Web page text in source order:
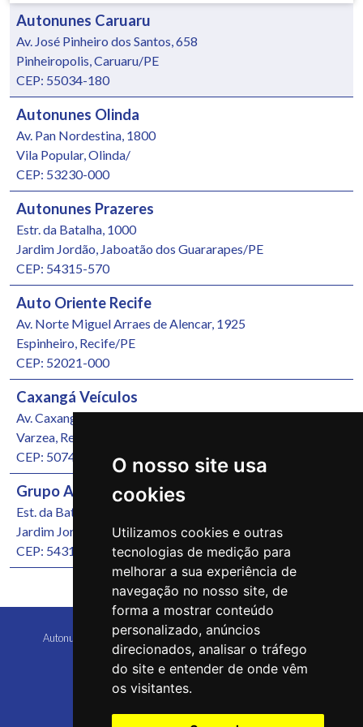
O nosso site usa
cookies
Utilizamos cookies e outras
tecnologias de medição para
melhorar a sua experiência de
navegação no nosso site, de
forma a mostrar conteúdo
personalizado, anúncios
direcionados, analisar o tráfego
do site e entender de onde vêm
os visitantes.
Autonunes Caruaru
Av. José Pinheiro dos Santos, 658
Pinheiropolis, Caruaru/PE
CEP: 55034-180
Autonunes Olinda
Av. Pan Nordestina, 1800
Vila Popular, Olinda/
CEP: 53230-000
Autonunes Prazeres
Estr. da Batalha, 1000
Jardim Jordão, Jaboatão dos Guararapes/PE
CEP: 54315-570
Auto Oriente Recife
Av. Norte Miguel Arraes de Alencar, 1925
Espinheiro, Recife/PE
CEP: 52021-000
Caxangá Veículos
Av. Caxangá, 4251
Varzea, Recife/PE
CEP: 50740-000
Grupo Autonunes Seminovos
Est. da Batalha, 1000
Jardim Jordão, Jaboatão dos Guararapes/PE
CEP: 54315-570
Autonunes Caruaru Copyright 2026 Todos os direitos reservados